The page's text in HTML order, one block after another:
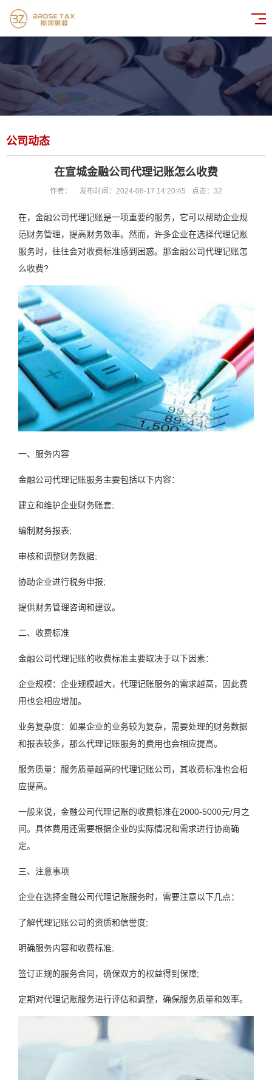
公司动态
在宣城金融公司代理记账怎么收费
作者： 发布时间：2024-08-17 14:20:45 点击： 32
在，金融公司代理记账是一项重要的服务，它可以帮助企业规
范财务管理，提高财务效率。然而，许多企业在选择代理记账
服务时，往往会对收费标准感到困惑。那金融公司代理记账怎
么收费?
一、服务内容
金融公司代理记账服务主要包括以下内容：
建立和维护企业财务账套;
编制财务报表;
审核和调整财务数据;
协助企业进行税务申报;
提供财务管理咨询和建议。
二、收费标准
金融公司代理记账的收费标准主要取决于以下因素：
企业规模：企业规模越大，代理记账服务的需求越高，因此费
用也会相应增加。
业务复杂度：如果企业的业务较为复杂，需要处理的财务数据
和报表较多，那么代理记账服务的费用也会相应提高。
服务质量：服务质量越高的代理记账公司，其收费标准也会相
应提高。
一般来说，金融公司代理记账的收费标准在2000-5000元/月之
间。具体费用还需要根据企业的实际情况和需求进行协商确
定。
三、注意事项
企业在选择金融公司代理记账服务时，需要注意以下几点：
了解代理记账公司的资质和信誉度;
明确服务内容和收费标准;
签订正规的服务合同，确保双方的权益得到保障;
定期对代理记账服务进行评估和调整，确保服务质量和效率。